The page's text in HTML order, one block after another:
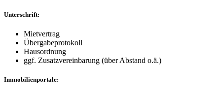
Unterschrift:
Mietvertrag
Übergabeprotokoll
Hausordnung
ggf. Zusatzvereinbarung (über Abstand o.ä.)
Immobilienportale: